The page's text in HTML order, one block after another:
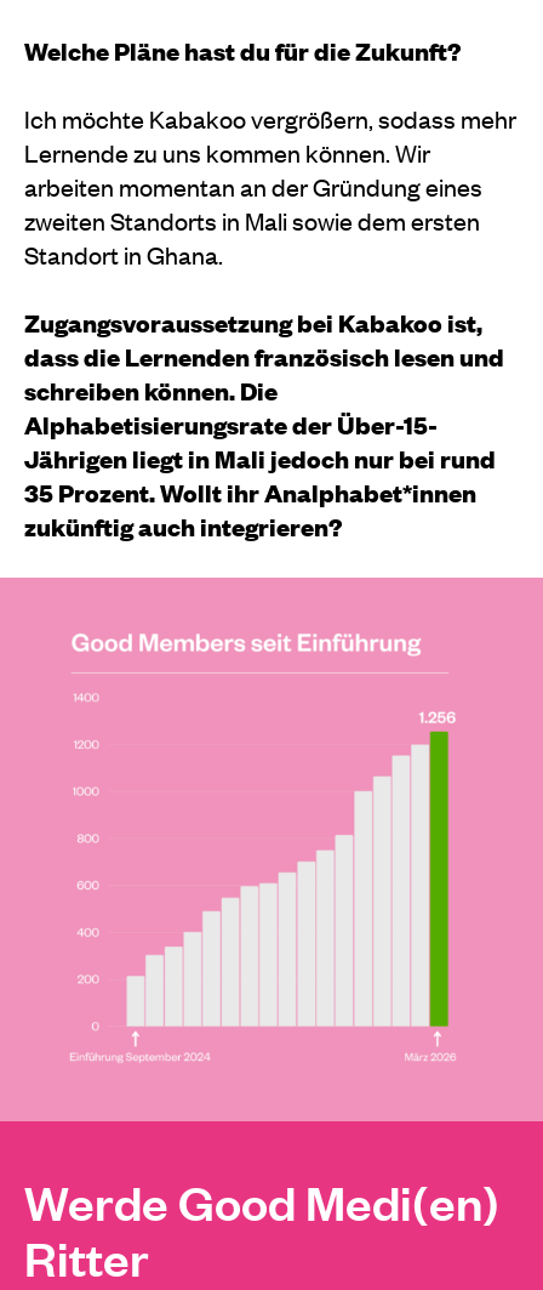
Welche Pläne hast du für die Zukunft?
Ich möchte Kabakoo vergrößern, sodass mehr
Lernende zu uns kommen können. Wir
arbeiten momentan an der Gründung eines
zweiten Standorts in Mali sowie dem ersten
Standort in Ghana.
Zugangsvoraussetzung bei Kabakoo ist,
dass die Lernenden französisch lesen und
schreiben können. Die
Alphabetisierungsrate der Über-15-
Jährigen liegt in Mali jedoch nur bei rund
35 Prozent. Wollt ihr Analphabet*innen
zukünftig auch integrieren?
Werde Good Medi(en)
Ritter